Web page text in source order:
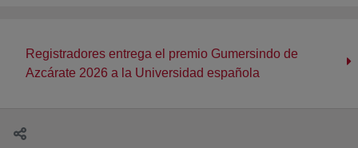
Registradores entrega el premio Gumersindo de
Azcárate 2026 a la Universidad española